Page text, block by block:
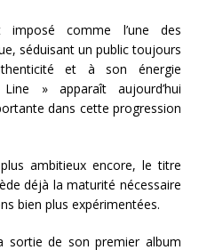
imposé comme l’une des
séduisant un public toujours
et à son énergie
Line » apparaît aujourd’hui
dans cette progression
ambitieux encore, le titre
déjà la maturité nécessaire
bien plus expérimentées.
sortie de son premier album